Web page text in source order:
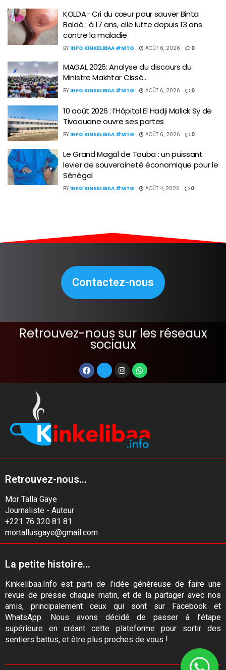
KOLDA- Cri du cœur pour sauver Binta
Baldé : à 17 ans, elle lutte depuis 13 ans
contre la maladie
BY INFO KINKELIBAA #MTG AOÛT 6, 2026 0
MAGAL 2026: Analyse du discours du
Ministre Makhtar Cissé…
BY INFO KINKELIBAA #MTG AOÛT 6, 2026 0
10 août 2026 : l’Hôpital El Hadji Malick Sy de
Tivaouane ouvre ses portes
BY INFO KINKELIBAA #MTG AOÛT 6, 2026 0
Le Grand Magal de Touba : un puissant
levier de souveraineté économique pour le
Sénégal
BY INFO KINKELIBAA #MTG AOÛT 4, 2026 0
Contactez-nous
Retrouvez-nous sur les réseaux
sociaux
Retrouvez-nous...
Mor Talla Gaye
Journaliste - Auteur
+221 76 320 81 81
mortallusgaye@gmail.com
La petite histoire...
Kinkelibaa.Info est parti de l’idée généreuse de faire une
revue de presse chaque matin, et de la partager avec nos
amis, principalement ceux qui sont sur Facebook et
WhatsApp. Nous avons décidé de passer à l’étape
supérieure en créant cette plateforme pour sortir des
sentiers battus, et être plus proches de vous !